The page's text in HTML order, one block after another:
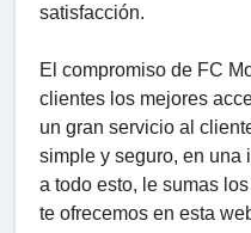
satisfacción.
El compromiso de FC
clientes los mejores
un gran servicio al
simple y seguro, en una
a todo esto, le sumas
te ofrecemos en esta